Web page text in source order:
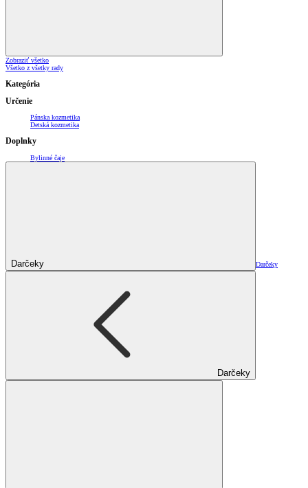
Zobraziť všetko
Všetko z všetky rady
Kategória
Určenie
Pánska kozmetika
Detská kozmetika
Doplnky
Bylinné čaje
Darčeky Darčeky
Darčeky